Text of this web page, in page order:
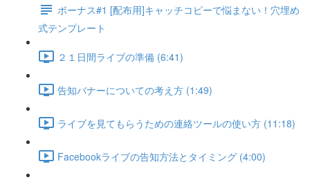
ボーナス#1 [配布用]キャッチコピーで悩まない！穴埋め
式テンプレート
２１日間ライブの準備 (6:41)
告知バナーについての考え方 (1:49)
ライブを見てもらうための連絡ツールの使い方 (11:18)
Facebookライブの告知方法とタイミング (4:00)